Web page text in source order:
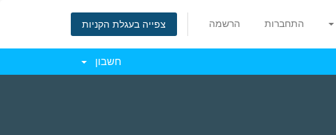
התחברות הרשמה צפייה בעגלת הקניות
חשבון